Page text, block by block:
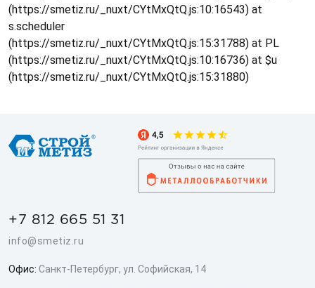
(https://smetiz.ru/_nuxt/CYtMxQtQ.js:10:16543) at
s.scheduler
(https://smetiz.ru/_nuxt/CYtMxQtQ.js:15:31788) at PL
(https://smetiz.ru/_nuxt/CYtMxQtQ.js:10:16736) at $u
(https://smetiz.ru/_nuxt/CYtMxQtQ.js:15:31880)
+7 812 665 51 31
info@smetiz.ru
Офис: Санкт-Петербург, ул. Софийская, 14